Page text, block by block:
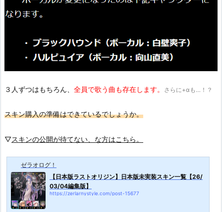
３人ずつはもちろん、 全員で歌う曲も存在します。 さらに+αも…！？
スキン購入の準備はできているでしょうか。
▽スキンの公開が待てない、な方はこちら。
ゼラオログ！
【日本版ラストオリジン】日本版未実装スキン一覧【26/
03/04編集版】
https://zerlarnystyle.com/post-15677